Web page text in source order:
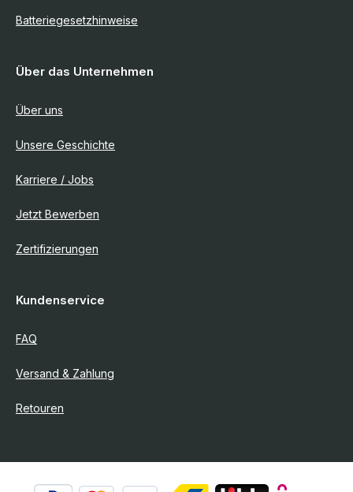
Batteriegesetzhinweise
Über das Unternehmen
Über uns
Unsere Geschichte
Karriere / Jobs
Jetzt Bewerben
Zertifizierungen
Kundenservice
FAQ
Versand & Zahlung
Retouren